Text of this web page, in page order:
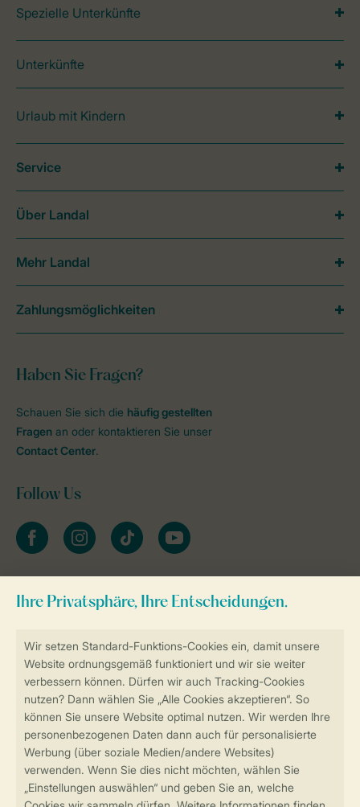
Sicher und schnell zur Online-Buchung
Sichere Datenübertragung
Sicheres Bezahlen
Spezielle Unterkünfte
Unterkünfte
Urlaub mit Kindern
Haben Sie Fragen?
Schauen Sie sich die häufig gestellten
Fragen an oder kontaktieren Sie unser
Contact Center.
Follow Us
facebookinstagramtiktok youtube
Zum Newsletter anmelden
Service
Über Landal
Mehr Landal
Zahlungsmöglichkeiten